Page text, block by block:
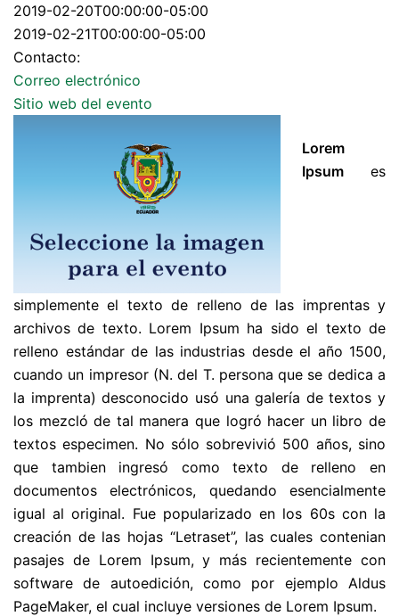
Esta página no puede cargar Google Maps
correctamente.
¿Eres el propietario de este
sitio web?
2019-02-20T00:00:00-05:00
2019-02-21T00:00:00-05:00
Contacto:
Correo electrónico
Sitio web del evento
Lorem
Ipsum es
simplemente el texto de relleno de las imprentas y
archivos de texto. Lorem Ipsum ha sido el texto de
relleno estándar de las industrias desde el año 1500,
cuando un impresor (N. del T. persona que se dedica a
la imprenta) desconocido usó una galería de textos y
los mezcló de tal manera que logró hacer un libro de
textos especimen. No sólo sobrevivió 500 años, sino
que tambien ingresó como texto de relleno en
documentos electrónicos, quedando esencialmente
igual al original. Fue popularizado en los 60s con la
creación de las hojas “Letraset”, las cuales contenian
pasajes de Lorem Ipsum, y más recientemente con
software de autoedición, como por ejemplo Aldus
PageMaker, el cual incluye versiones de Lorem Ipsum.